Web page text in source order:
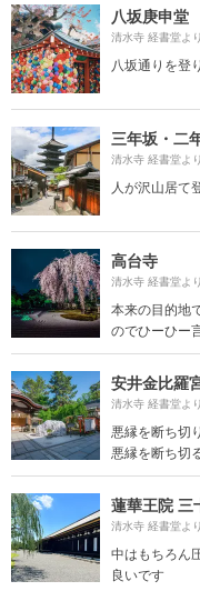
八坂庚申堂
清水寺 経書堂よ
八坂通りを登
三年坂・二
清水寺 経書堂よ
人が沢山居て
高台寺
清水寺 経書堂よ
本来の目的地
のでひーひー
安井金比羅
清水寺 経書堂よ
悪縁を断ち切
悪縁を断ち切
蓮華王院 三
清水寺 経書堂よ
中はもちろん
良いです